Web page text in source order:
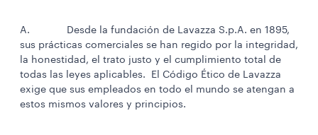
A. Desde la fundación de Lavazza S.p.A. en 1895,
sus prácticas comerciales se han regido por la integridad,
la honestidad, el trato justo y el cumplimiento total de
todas las leyes aplicables. El Código Ético de Lavazza
exige que sus empleados en todo el mundo se atengan a
estos mismos valores y principios.